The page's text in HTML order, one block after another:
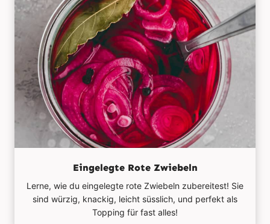
Eingelegte Rote Zwiebeln
Lerne, wie du eingelegte rote Zwiebeln zubereitest! Sie
sind würzig, knackig, leicht süsslich, und perfekt als
Topping für fast alles!